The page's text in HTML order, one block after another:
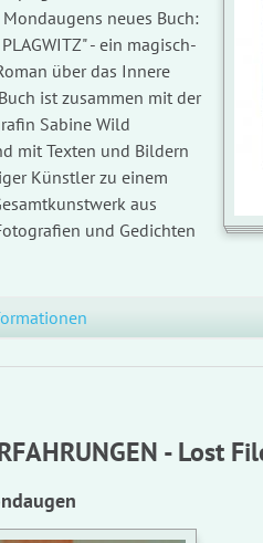
neues Buch:
- ein magisch-
über das Innere
ist zusammen mit der
Sabine Wild
mit Texten und Bildern
Künstler zu einem
aus
und Gedichten
- Lost